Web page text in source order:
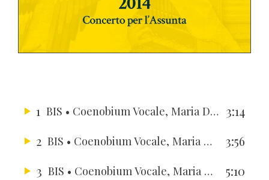
1 BIS • Coenobium Vocale, Maria Dal Bianco, Zsolt Gárdonyi, Julius Berger, Hyung-Jung Berger
3:14
2 BIS • Coenobium Vocale, Maria Dal Bianco, Zsolt Gárdonyi, Julius Berger, Hyung-Jung Berger
3:56
3 BIS • Coenobium Vocale, Maria Dal Bianco, Zsolt Gárdonyi, Julius Berger, Hyung-Jung Berger
5:10